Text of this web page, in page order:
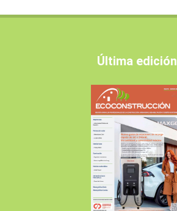
Última edición